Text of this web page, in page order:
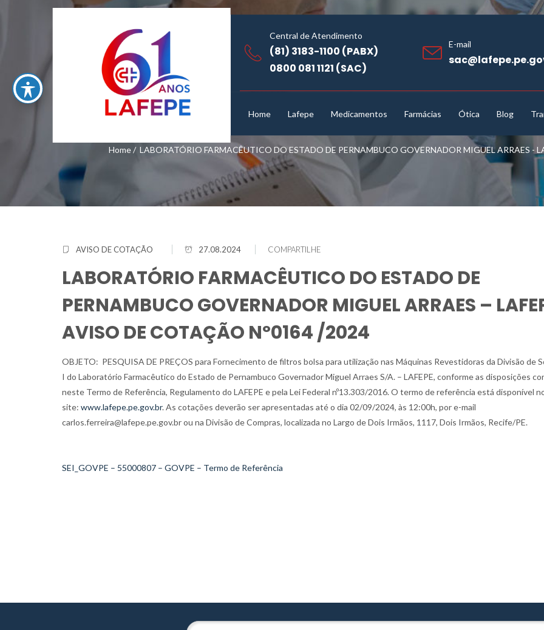
Central de Atendimento
(81) 3183-1100 (PABX)
0800 081 1121 (SAC)
E-mail
Home Lafepe Medicamentos Farmácias Ótica Blog
Home/ LABORATÓRIO FARMACÊUTICO DO ESTADO DE PERNAMBUCO GOVERNADOR MIGUEL ARRAES -
AVISO DE COTAÇÃO 27.08.2024 COMPARTILHE
LABORATÓRIO FARMACÊUTICO DO ESTADO DE
PERNAMBUCO GOVERNADOR MIGUEL ARRAES –
AVISO DE COTAÇÃO Nº0164 /2024
OBJETO: PESQUISA DE PREÇOS para Fornecimento de filtros bolsa para utilização nas Máquinas Revestidoras da Divisão de
I do Laboratório Farmacêutico do Estado de Pernambuco Governador Miguel Arraes S/A. – LAFEPE, conforme as disposições
neste Termo de Referência, Regulamento do LAFEPE e pela Lei Federal nº13.303/2016. O termo de referência está disponível
site: www.lafepe.pe.gov.br. As cotações deverão ser apresentadas até o dia 02/09/2024, às 12:00h, por e-mail
carlos.ferreira@lafepe.pe.gov.br ou na Divisão de Compras, localizada no Largo de Dois Irmãos, 1117, Dois Irmãos, Recife/PE.
SEI_GOVPE – 55000807 – GOVPE – Termo de Referência